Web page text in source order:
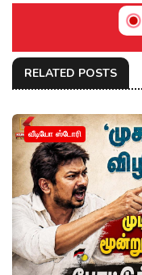
RELATED POSTS
வீடியோ ஸ்டோரி